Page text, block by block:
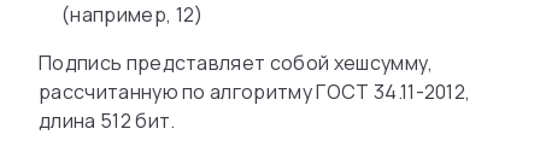
(например, 12)
Подпись представляет собой хешсумму,
рассчитанную по алгоритму ГОСТ 34.11-2012,
длина 512 бит.